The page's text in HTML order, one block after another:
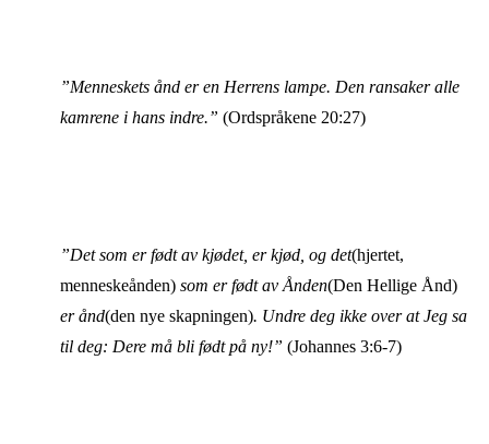
”Menneskets ånd er en Herrens lampe. Den ransaker alle
kamrene i hans indre.” (Ordspråkene 20:27)
”Det som er født av kjødet, er kjød, og det(hjertet,
menneskeånden) som er født av Ånden(Den Hellige Ånd)
er ånd(den nye skapningen). Undre deg ikke over at Jeg sa
til deg: Dere må bli født på ny!” (Johannes 3:6-7)